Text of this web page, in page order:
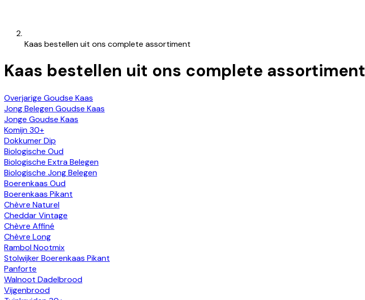
Kaas bestellen uit ons complete assortiment
Kaas bestellen uit ons complete assortiment
Overjarige Goudse Kaas
Jong Belegen Goudse Kaas
Jonge Goudse Kaas
Komijn 30+
Dokkumer Dip
Biologische Oud
Biologische Extra Belegen
Biologische Jong Belegen
Boerenkaas Oud
Boerenkaas Pikant
Chèvre Naturel
Cheddar Vintage
Chèvre Affiné
Chèvre Long
Rambol Nootmix
Stolwijker Boerenkaas Pikant
Panforte
Walnoot Dadelbrood
Vijgenbrood